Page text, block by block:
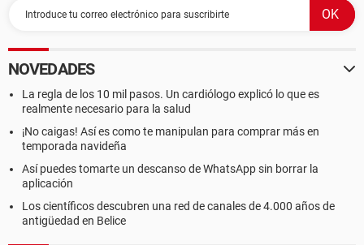
NOVEDADES
La regla de los 10 mil pasos. Un cardiólogo explicó lo que es
realmente necesario para la salud
¡No caigas! Así es como te manipulan para comprar más en
temporada navideña
Así puedes tomarte un descanso de WhatsApp sin borrar la
aplicación
Los científicos descubren una red de canales de 4.000 años de
antigüedad en Belice